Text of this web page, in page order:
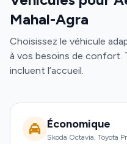
Mahal-Agra
Choisissez le véhicule
à vos besoins de
incluent l’accueil.
Économique
Skoda Octavia, Toyota